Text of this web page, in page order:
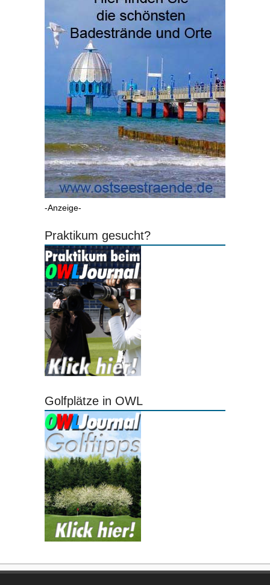
-Anzeige-
Praktikum gesucht?
Golfplätze in OWL